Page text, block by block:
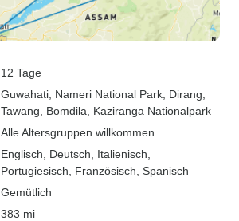
12 Tage
Guwahati , Nameri National Park , Dirang
Tawang , Bomdila , Kaziranga Nationalpark
Alle Altersgruppen willkommen
Englisch, Deutsch, Italienisch,
Portugiesisch, Französisch, Spanisch
Gemütlich
383 mi